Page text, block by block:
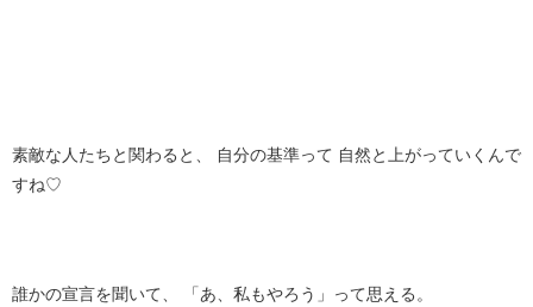
素敵な人たちと関わると、 自分の基準って 自然と上がっていくんで
すね♡
誰かの宣言を聞いて、 「あ、私もやろう」って思える。